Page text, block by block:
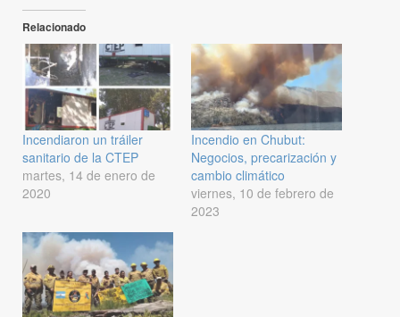
Relacionado
Incendiaron un tráiler
sanitario de la CTEP
martes, 14 de enero de
2020
Incendio en Chubut:
Negocios, precarización y
cambio climático
viernes, 10 de febrero de
2023